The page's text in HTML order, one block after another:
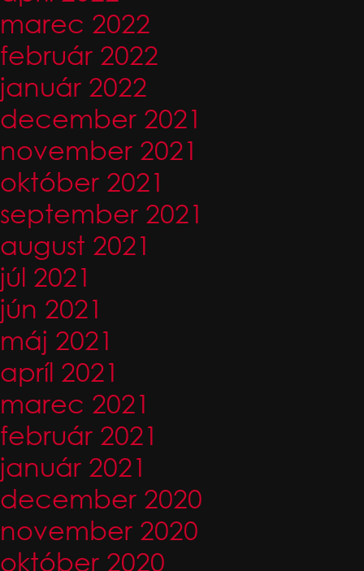
marec 2022
február 2022
január 2022
december 2021
november 2021
október 2021
september 2021
august 2021
júl 2021
jún 2021
máj 2021
apríl 2021
marec 2021
február 2021
január 2021
december 2020
november 2020
október 2020